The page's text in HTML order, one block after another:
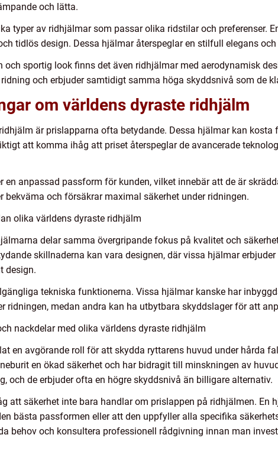
och lätta.
typer av ridhjälmar som passar olika ridstilar och preferenser.
tidlös design. Dessa hjälmar återspeglar en stilfull elegans
och sportig look finns det även ridhjälmar med aerodynamisk
och erbjuder samtidigt samma höga skyddsnivå som de
om världens dyraste ridhjälm
är prislapparna ofta betydande. Dessa hjälmar kan kosta
att komma ihåg att priset återspeglar de avancerade
en anpassad passform för kunden, vilket innebär att de är
bekväma och försäkrar maximal säkerhet under ridningen.
olika världens dyraste ridhjälm
delar samma övergripande fokus på kvalitet och
skillnaderna kan vara designen, där vissa hjälmar
design.
tekniska funktionerna. Vissa hjälmar kanske har
ridningen, medan andra kan ha utbytbara skyddslager för att
nackdelar med olika världens dyraste ridhjälm
en avgörande roll för att skydda ryttarens huvud under hårda
en ökad säkerhet och har bidragit till minskningen av
och de erbjuder ofta en högre skyddsnivå än billigare alternativ.
att säkerhet inte bara handlar om prislappen på ridhjälmen. En
bästa passformen eller att den uppfyller alla specifika
behov och konsultera professionell rådgivning innan man